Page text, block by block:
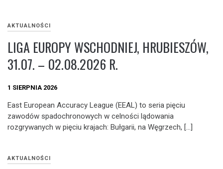
AKTUALNOŚCI
LIGA EUROPY WSCHODNIEJ, HRUBIESZÓW,
31.07. – 02.08.2026 R.
1 SIERPNIA 2026
East European Accuracy League (EEAL) to seria pięciu
zawodów spadochronowych w celności lądowania
rozgrywanych w pięciu krajach: Bułgarii, na Węgrzech, […]
AKTUALNOŚCI